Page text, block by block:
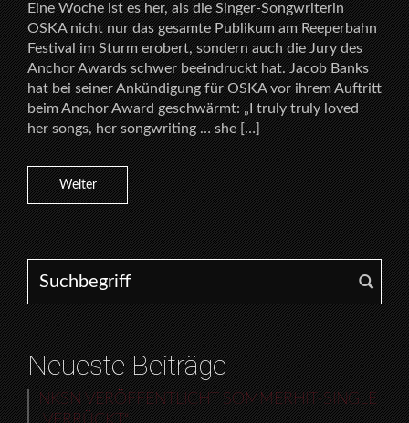
Eine Woche ist es her, als die Singer-Songwriterin
OSKA nicht nur das gesamte Publikum am Reeperbahn
Festival im Sturm erobert, sondern auch die Jury des
Anchor Awards schwer beeindruckt hat. Jacob Banks
hat bei seiner Ankündigung für OSKA vor ihrem Auftritt
beim Anchor Award geschwärmt: „I truly truly loved
her songs, her songwriting … she […]
Weiter
Search for:
Neueste Beiträge
NKSN VERÖFFENTLICHT SOMMERHIT-SINGLE